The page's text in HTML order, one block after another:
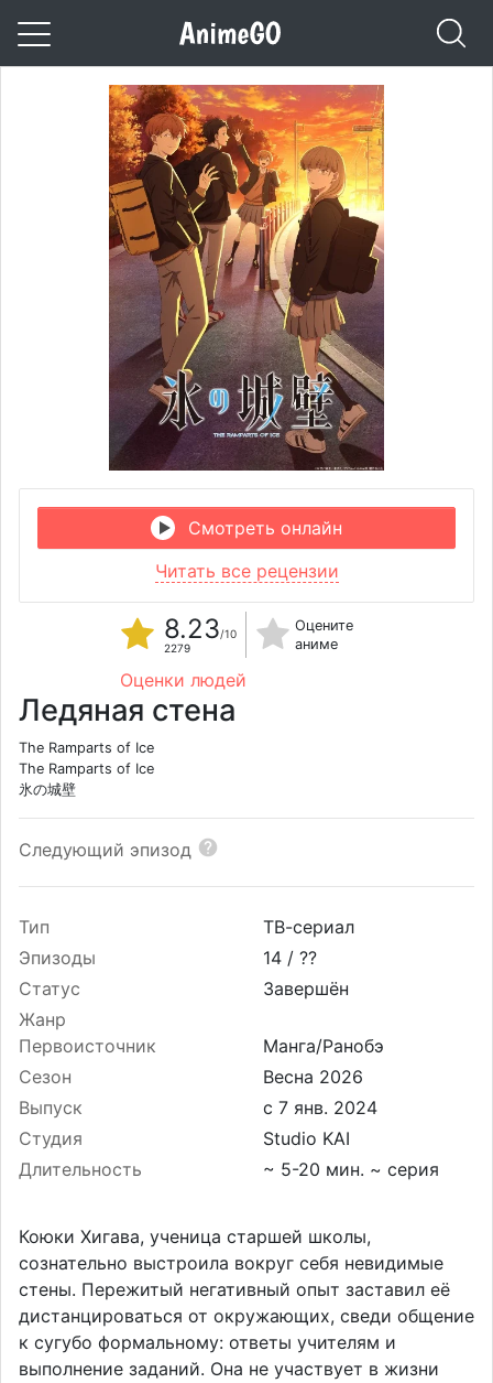
Смотреть онлайн
Читать все рецензии
8.23/10
2279
Оцените
аниме
Оценки людей
Ледяная стена
The Ramparts of Ice
The Ramparts of Ice
氷の城壁
Следующий эпизод
Тип
ТВ-сериал
Эпизоды
14 / ??
Статус
Завершён
Жанр
Первоисточник
Манга/Ранобэ
Сезон
Весна 2026
Выпуск
Студия
Studio KAI
Длительность
~ 5-20 мин. ~ серия
Коюки Хигава, ученица старшей школы,
сознательно выстроила вокруг себя невидимые
стены. Пережитый негативный опыт заставил её
дистанцироваться от окружающих, сведи общение
к сугубо формальному: ответы учителям и
выполнение заданий. Она не участвует в жизни